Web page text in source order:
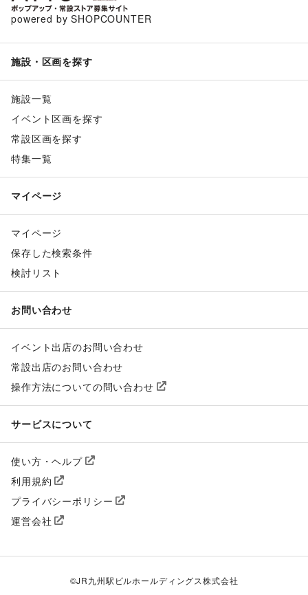
powered by SHOPCOUNTER
施設・区画を探す
施設一覧
イベント区画を探す
常設区画を探す
特集一覧
マイページ
マイページ
保存した検索条件
検討リスト
お問い合わせ
イベント出店のお問い合わせ
常設出店のお問い合わせ
操作方法についての問い合わせ
サービスについて
使い方・ヘルプ
利用規約
プライバシーポリシー
運営会社
©JR九州駅ビルホールディングス株式会社